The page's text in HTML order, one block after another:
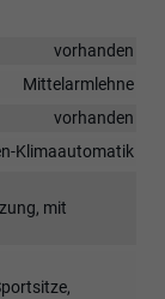
vorhanden
Mittelarmlehne
vorhanden
Klimaautomatik
mit